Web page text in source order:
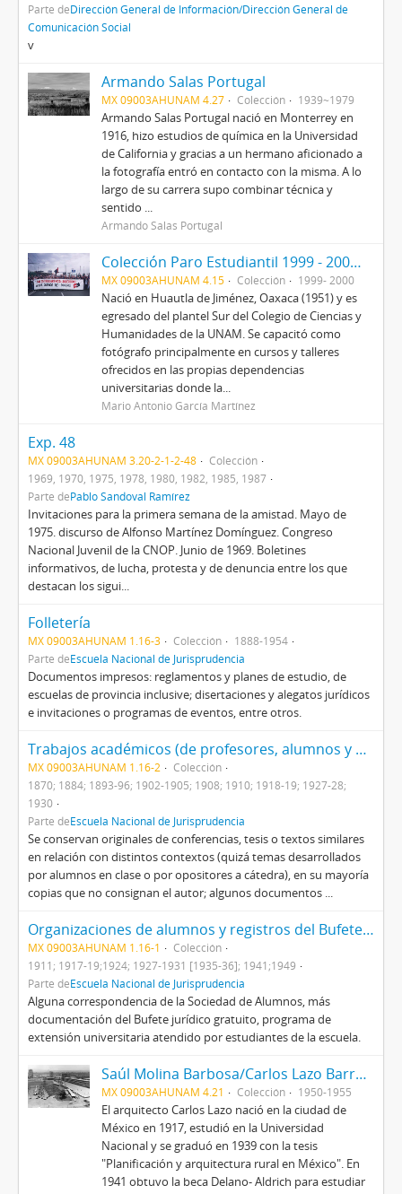
Parte deDirección General de Información/Dirección General de
Comunicación Social
v
Armando Salas Portugal
MX 09003AHUNAM 4.27 Colección 1939~1979
Armando Salas Portugal nació en Monterrey en
1916, hizo estudios de química en la Universidad
de California y gracias a un hermano aficionado a
la fotografía entró en contacto con la misma. A lo
largo de su carrera supo combinar técnica y
sentido ...
Armando Salas Portugal
Colección Paro Estudiantil 1999 - 2000 (Mario Antonio García Martínez)
MX 09003AHUNAM 4.15 Colección 1999- 2000
Nació en Huautla de Jiménez, Oaxaca (1951) y es
egresado del plantel Sur del Colegio de Ciencias y
Humanidades de la UNAM. Se capacitó como
fotógrafo principalmente en cursos y talleres
ofrecidos en las propias dependencias
universitarias donde la...
Mario Antonio García Martínez
Exp. 48
MX 09003AHUNAM 3.20-2-1-2-48
Colección
1969, 1970, 1975, 1978, 1980, 1982, 1985, 1987
Parte dePablo Sandoval Ramírez
Invitaciones para la primera semana de la amistad. Mayo de
1975. discurso de Alfonso Martínez Domínguez. Congreso
Nacional Juvenil de la CNOP. Junio de 1969. Boletines
informativos, de lucha, protesta y de denuncia entre los que
destacan los sigui...
Folletería
MX 09003AHUNAM 1.16-3 Colección
1888-1954
Parte deEscuela Nacional de Jurisprudencia
Documentos impresos: reglamentos y planes de estudio, de
escuelas de provincia inclusive; disertaciones y alegatos jurídicos
e invitaciones o programas de eventos, entre otros.
Trabajos académicos (de profesores, alumnos y externos)
MX 09003AHUNAM 1.16-2
Colección
1870; 1884; 1893-96; 1902-1905; 1908; 1910; 1918-19; 1927-28;
1930
Parte deEscuela Nacional de Jurisprudencia
Se conservan originales de conferencias, tesis o textos similares
en relación con distintos contextos (quizá temas desarrollados
por alumnos en clase o por opositores a cátedra), en su mayoría
copias que no consignan el autor; algunos documentos ...
Organizaciones de alumnos y registros del Bufete Gratuito
MX 09003AHUNAM 1.16-1
Colección
1911; 1917-19;1924; 1927-1931 [1935-36]; 1941;1949
Parte deEscuela Nacional de Jurisprudencia
Alguna correspondencia de la Sociedad de Alumnos, más
documentación del Bufete jurídico gratuito, programa de
extensión universitaria atendido por estudiantes de la escuela.
Saúl Molina Barbosa/Carlos Lazo Barreiro
MX 09003AHUNAM 4.21 Colección 1950-1955
El arquitecto Carlos Lazo nació en la ciudad de
México en 1917, estudió en la Universidad
Nacional y se graduó en 1939 con la tesis
"Planificación y arquitectura rural en México". En
1941 obtuvo la beca Delano- Aldrich para estudiar